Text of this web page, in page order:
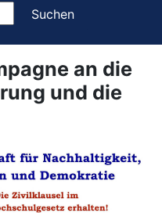
Suchen
an die
und die